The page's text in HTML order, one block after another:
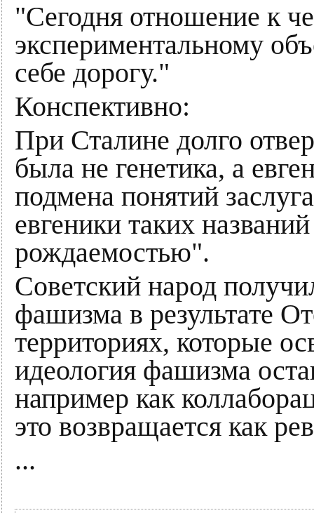
"Сегодня отношение к
экспериментальному
себе дорогу."
Конспективно:
При Сталине долго
была не генетика, а
подмена понятий
евгеники таких
рождаемостью".
Советский народ
фашизма в результате
территориях, которые
идеология фашизма
например как
это возвращается как
...